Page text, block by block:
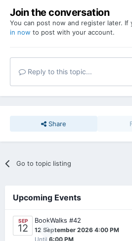
Join the conversation
You can post now and register later. If
in now to post with your account.
Reply to this topic...
Share
Go to topic listing
Upcoming Events
SEP
12 0
BookWalks #42
12 September 2026 4:00 PM
Until 6:00 PM